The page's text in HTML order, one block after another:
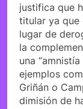
justifica que
titular ya que
lugar de
la
una
ejemplos
Griñán o
dimisión de